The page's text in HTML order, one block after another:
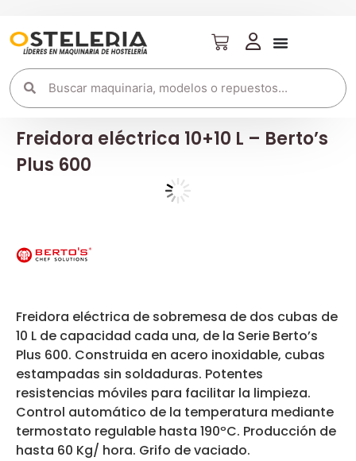
Freidora eléctrica 10+10 L – Berto’s
Plus 600
Freidora eléctrica de sobremesa de dos cubas de
10 L de capacidad cada una, de la Serie Berto’s
Plus 600. Construida en acero inoxidable, cubas
estampadas sin soldaduras. Potentes
resistencias móviles para facilitar la limpieza.
Control automático de la temperatura mediante
termostato regulable hasta 190ºC. Producción de
hasta 60 Kg/ hora. Grifo de vaciado.